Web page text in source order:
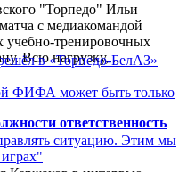
"Торпедо" Ильи
с медиакомандой
тренировочных
Всю нагрузку,...
ответственность
в «Торпедо-БелАЗ»
ФИФА может быть только
ситуацию. Этим мы